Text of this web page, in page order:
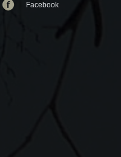
Facebook